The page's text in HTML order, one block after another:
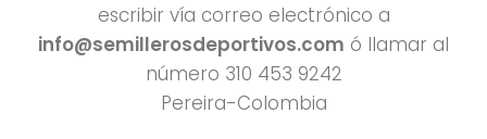
escribir vía correo electrónico a
info@semillerosdeportivos.com ó llamar al
número 310 453 9242
Pereira-Colombia